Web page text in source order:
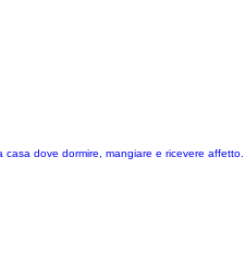
dove dormire, mangiare e ricevere affetto.